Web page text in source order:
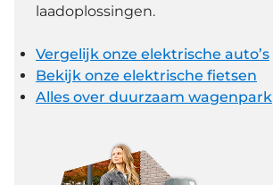
laadoplossingen.
Vergelijk onze elektrische auto’s
Bekijk onze elektrische fietsen
Alles over duurzaam wagenpark